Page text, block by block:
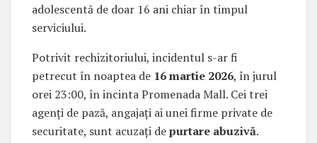
adolescentă de doar 16 ani chiar în timpul
serviciului.
Potrivit rechizitoriului, incidentul s-ar fi
petrecut în noaptea de 16 martie 2026, în jurul
orei 23:00, în incinta Promenada Mall. Cei trei
agenți de pază, angajați ai unei firme private de
securitate, sunt acuzați depurtare abuzivă.